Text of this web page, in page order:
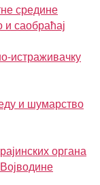
средине
и саобраћај
истраживачку
и шумарство
органа